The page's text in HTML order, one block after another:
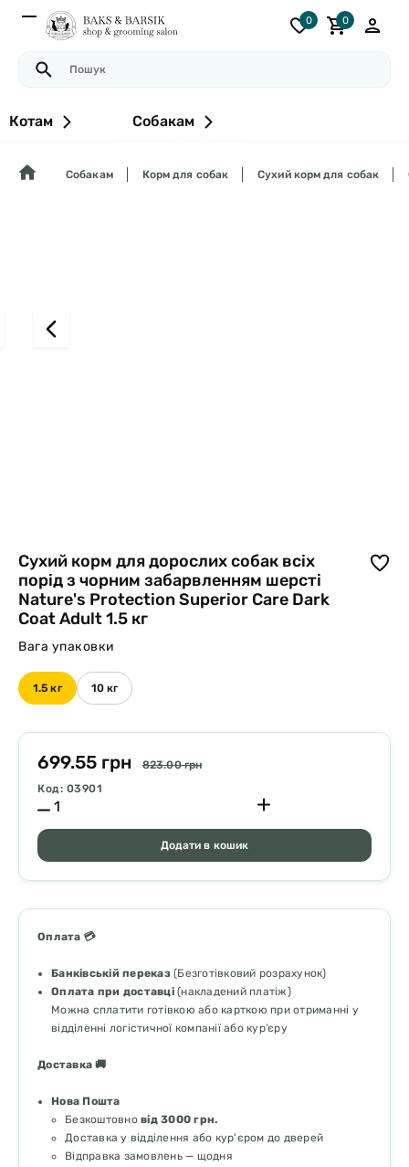
0 0
Котам Собакам
Собакам Корм для собак Сухий корм для собак
Cухий корм для дорослих собак всіх
порід з чорним забарвленням шерсті
Nature's Protection Superior Care Dark
Coat Adult 1.5 кг
Вага упаковки
1.5 кг 10 кг
699.55 грн
823.00 грн
Код: 03901
Додати в кошик
Оплата 💳
Банківській переказ(Безготівковий розрахунок)
Оплата при доставці(накладений платіж)
Можна сплатити готівкою або карткою при отриманні у
відділенні логістичної компанії або кур’єру
Доставка 🚚
Нова Пошта
Безкоштовно від 3000 грн.
Доставка у відділення або кур'єром до дверей
Відправка замовлень — щодня